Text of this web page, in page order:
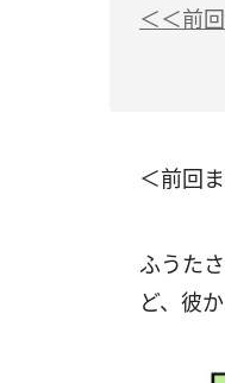
＜＜前
＜前回
ふうた
ど、彼